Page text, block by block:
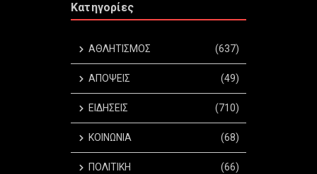
Κατηγορίες
ΑΘΛΗΤΙΣΜΟΣ (637)
ΑΠΟΨΕΙΣ (49)
ΕΙΔΗΣΕΙΣ (710)
ΚΟΙΝΩΝΙΑ (68)
ΠΟΛΙΤΙΚΗ (66)